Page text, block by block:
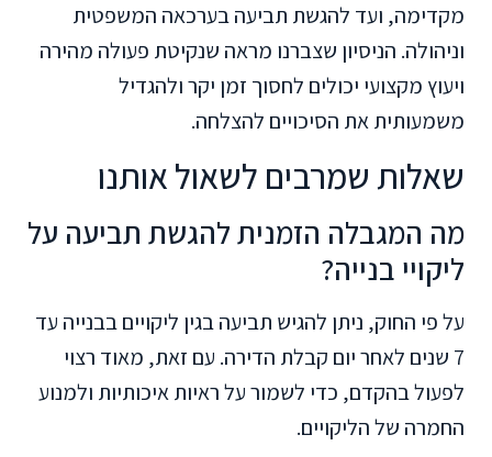
מקדימה, ועד להגשת תביעה בערכאה המשפטית
וניהולה. הניסיון שצברנו מראה שנקיטת פעולה מהירה
ויעוץ מקצועי יכולים לחסוך זמן יקר ולהגדיל
משמעותית את הסיכויים להצלחה.
שאלות שמרבים לשאול אותנו
מה המגבלה הזמנית להגשת תביעה על
ליקויי בנייה?
על פי החוק, ניתן להגיש תביעה בגין ליקויים בבנייה עד
7 שנים לאחר יום קבלת הדירה. עם זאת, מאוד רצוי
לפעול בהקדם, כדי לשמור על ראיות איכותיות ולמנוע
החמרה של הליקויים.